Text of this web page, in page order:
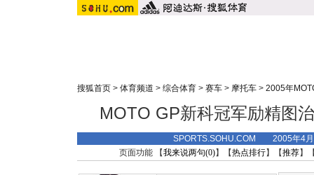
搜狐首页 > 体育频道 > 综合体育 > 赛车 > 摩托车 > 2005年
MOTO GP新科冠军励精图
SPORTS.SOHU.COM 2005年4
页面功能 【我来说两句(0)】【热点排行】【推荐】